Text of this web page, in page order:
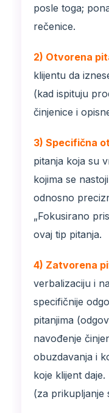
posle toga;
rečenice.
2) Otvorena
klijentu da
(kad ispituju
činjenice i
3) Specifična
pitanja koja su
kojima se
odnosno
„Fokusirano
ovaj tip pitanja.
4) Zatvorena
verbalizaciju i
specifičnije
pitanjima
navođenje
obuzdavanja i
koje klijent
(za prikupljanje